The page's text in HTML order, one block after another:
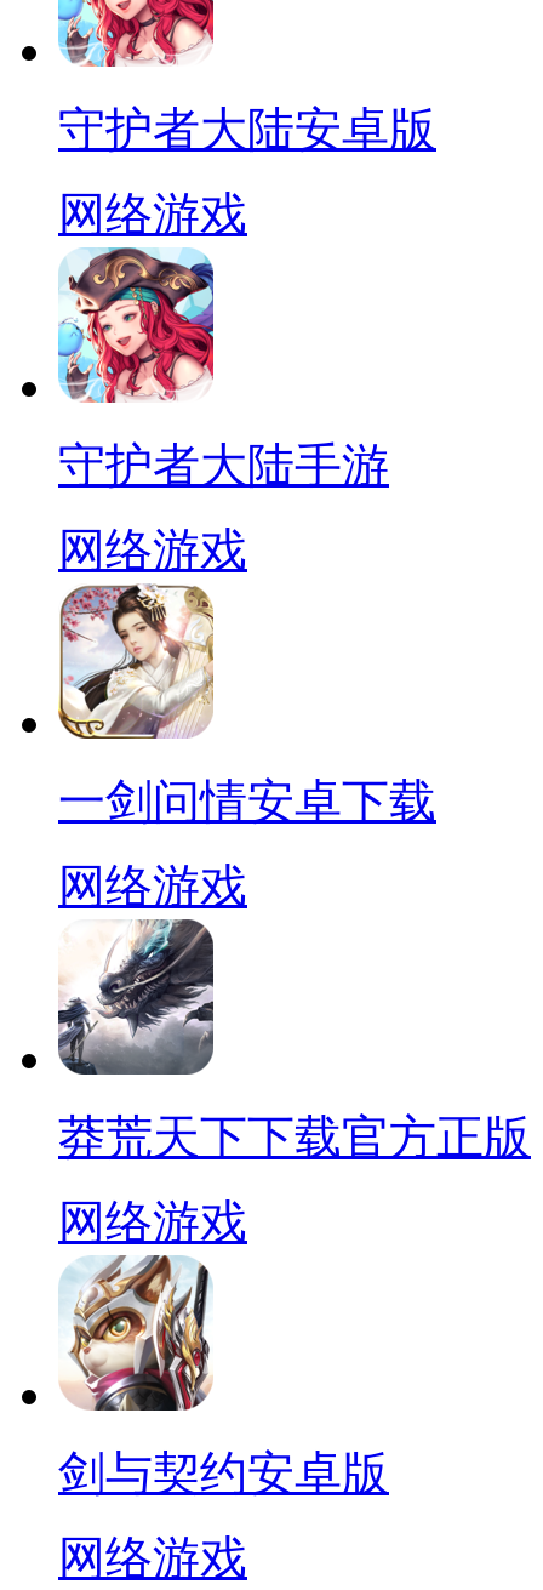
守护者大陆安卓版
网络游戏
守护者大陆手游
网络游戏
一剑问情安卓下载
网络游戏
莽荒天下下载官方正版
网络游戏
剑与契约安卓版
网络游戏